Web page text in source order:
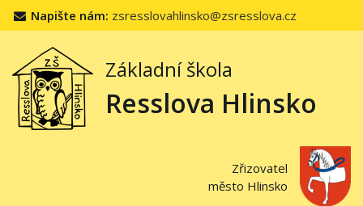
Napište nám: zsresslovahlinsko@zsresslova.cz
Základní škola
Resslova Hlinsko
Zřizovatel
město Hlinsko